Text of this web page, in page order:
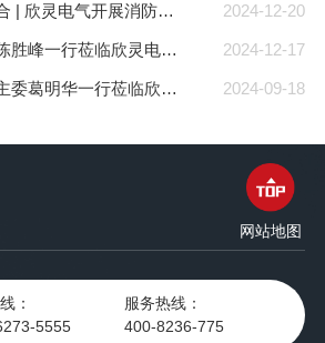
2024-12-20
预防为主，防治结合 | 欣灵电气开展消防应急预案演练活动
2024-12-17
温州市政协副主席陈胜峰一行莅临欣灵电气调研指导
2024-09-18
农工党浙江省委会主委葛明华一行莅临欣灵电气考察调研
网站地图
：
5555
服务热线：
400-8236-775